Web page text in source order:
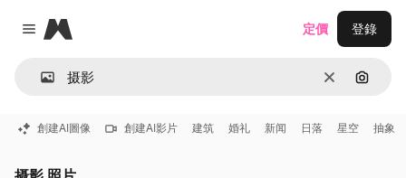
Close menu
Magnific
清除 通過圖
定價 登錄
創建AI圖像 創建AI影片 建筑 婚礼 新闻 日落 星空 抽象